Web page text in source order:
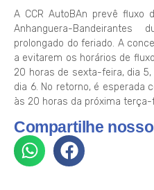
A CCR AutoBAn prevê fluxo
Anhanguera-
prolongado do feriado. A
a evitarem os horários de
20 horas de sexta-feira, dia
dia 6. No retorno, é esperada
às 20 horas da próxima terça-
Compartilhe